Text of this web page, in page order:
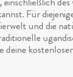
Für
und die